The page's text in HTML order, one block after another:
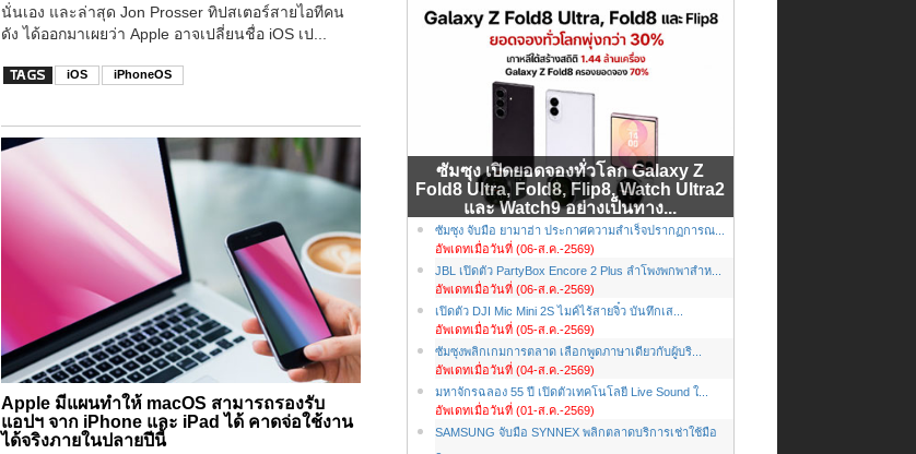
นั่นเอง และล่าสุด Jon Prosser ทิปสเตอร์สายไอทีคน
ดัง ได้ออกมาเผยว่า Apple อาจเปลี่ยนชื่อ iOS เป...
iOS iPhoneOS
Apple มีแผนทำให้ macOS สามารถรองรับ
แอปฯ จาก iPhone และ iPad ได้ คาดจ่อใช้งาน
ได้จริงภายในปลายปีนี้
ซัมซุง เปิดยอดจองทั่วโลก Galaxy Z
Fold8 Ultra, Fold8, Flip8, Watch Ultra2
และ Watch9 อย่างเป็นทาง...
ซัมซุง จับมือ ยามาฮ่า ประกาศความสำเร็จปรากฏการณ...
อัพเดทเมื่อวันที่ (06-ส.ค.-2569)
JBL เปิดตัว PartyBox Encore 2 Plus ลำโพงพกพาสำห...
อัพเดทเมื่อวันที่ (06-ส.ค.-2569)
เปิดตัว DJI Mic Mini 2S ไมค์ไร้สายจิ๋ว บันทึกเส...
อัพเดทเมื่อวันที่ (05-ส.ค.-2569)
ซัมซุงพลิกเกมการตลาด เลือกพูดภาษาเดียวกับผู้บริ...
อัพเดทเมื่อวันที่ (04-ส.ค.-2569)
มหาจักรฉลอง 55 ปี เปิดตัวเทคโนโลยี Live Sound ใ...
อัพเดทเมื่อวันที่ (01-ส.ค.-2569)
SAMSUNG จับมือ SYNNEX พลิกตลาดบริการเช่าใช้มือ